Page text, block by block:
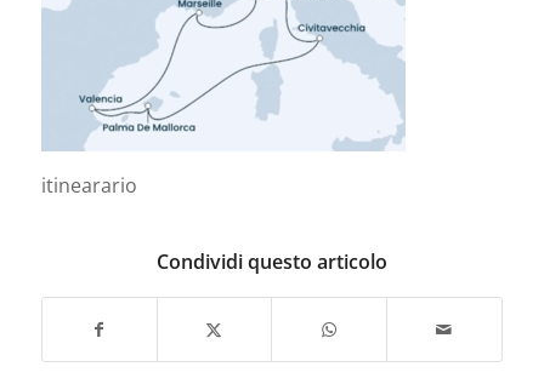
itinearario
Condividi questo articolo